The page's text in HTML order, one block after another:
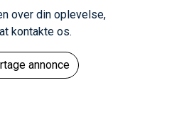
over din oplevelse,
kontakte os.
annonce